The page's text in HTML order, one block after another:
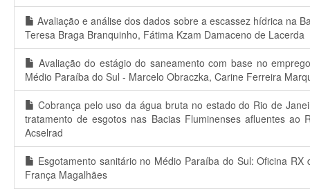
Avaliação e análise dos dados sobre a escassez hídrica na
Teresa Braga Branquinho, Fátima Kzam Damaceno de Lacerda
Avaliação do estágio do saneamento com base no
Médio Paraíba do Sul - Marcelo Obraczka, Carine Ferreira
Cobrança pelo uso da água bruta no estado do Rio de
tratamento de esgotos nas Bacias Fluminenses afluentes
Acselrad
Esgotamento sanitário no Médio Paraíba do Sul: Oficina
França Magalhães